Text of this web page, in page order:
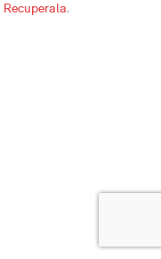
Recuperala.